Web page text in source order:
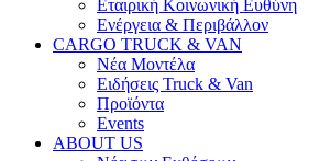
Εταιρική Κοινωνική Ευθύνη
Ενέργεια & Περιβάλλον
CARGO TRUCK & VAN
Νέα Μοντέλα
Ειδήσεις Truck & Van
Προϊόντα
Events
ABOUT US